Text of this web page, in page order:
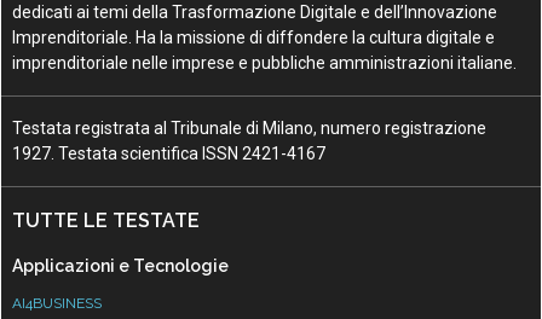
dedicati ai temi della Trasformazione Digitale e dell’Innovazione
Imprenditoriale. Ha la missione di diffondere la cultura digitale e
imprenditoriale nelle imprese e pubbliche amministrazioni italiane.
Testata registrata al Tribunale di Milano, numero registrazione
1927. Testata scientifica ISSN 2421-4167
TUTTE LE TESTATE
Applicazioni e Tecnologie
AI4BUSINESS